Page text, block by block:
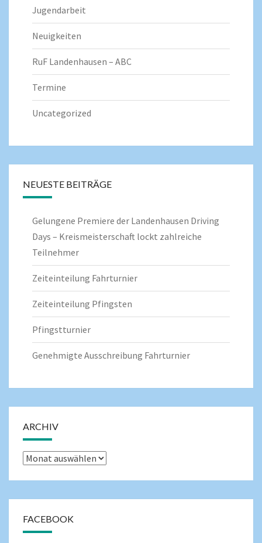
Jugendarbeit
Neuigkeiten
RuF Landenhausen – ABC
Termine
Uncategorized
NEUESTE BEITRÄGE
Gelungene Premiere der Landenhausen Driving
Days – Kreismeisterschaft lockt zahlreiche
Teilnehmer
Zeiteinteilung Fahrturnier
Zeiteinteilung Pfingsten
Pfingstturnier
Genehmigte Ausschreibung Fahrturnier
ARCHIV
FACEBOOK